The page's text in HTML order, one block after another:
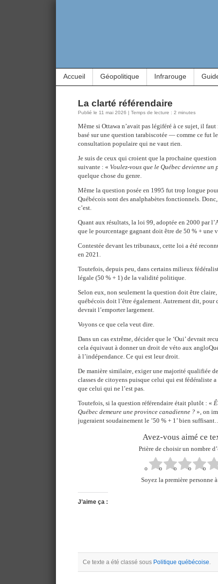
Accueil Géopolitique Infrarouge
La clarté référendaire
Publié le 11 mai 2026 | Temps de lecture : 2 minutes
Même si Ottawa n’avait pas légiféré à ce sujet, il
basé sur une question tarabiscotée — comme ce fut
consultation populaire qui ne vaut rien.
Je suis de ceux qui croient que la prochaine
suivante : « Voulez-vous que le Québec devienne un
quelque chose du genre.
Même la question posée en 1995 fut trop longue
Québécois sont des analphabètes fonctionnels.
c’est.
Quant aux résultats, la loi 99, adoptée en 2000 par
que le pourcentage gagnant doit être de 50 % + une
Contestée devant les tribunaux, cette loi a été
en 2021.
Toutefois, depuis peu, dans certains milieux
légale (50 % + 1) de la validité politique.
Selon eux, non seulement la question doit être
québécois doit l’être également. Autrement dit, pour
devrait l’emporter largement.
Voyons ce que cela veut dire.
Dans un cas extrême, décider que le ‘Oui’ devrait
cela équivaut à donner un droit de véto aux
à l’indépendance. Ce qui est leur droit.
De manière similaire, exiger une majorité qualifiée
classes de citoyens puisque celui qui est fédéraliste
que celui qui ne l’est pas.
Toutefois, si la question référendaire était plutôt : «
Québec demeure une province canadienne ? », on
jugeraient soudainement le ’50 % + 1’ bien
Avez-vous aimé ce
Prière de choisir un nombre
Soyez la première personne
J’aime ça :
Ce texte a été classé sous Politique québécoise.